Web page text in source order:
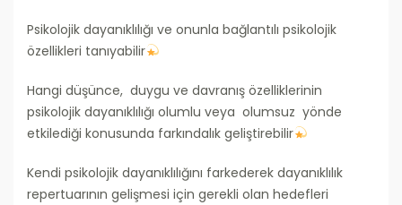
Psikolojik dayanıklılığı ve onunla bağlantılı psikolojik
özellikleri tanıyabilir
Hangi düşünce, duygu ve davranış özelliklerinin
psikolojik dayanıklılığı olumlu veya olumsuz yönde
etkilediği konusunda farkındalık geliştirebilir
Kendi psikolojik dayanıklılığını farkederek dayanıklılık
repertuarının gelişmesi için gerekli olan hedefleri